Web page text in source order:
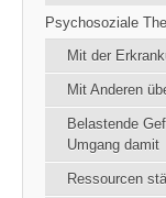
Psychosoziale
Mit der
Mit Anderen
Belastende
Umgang damit
Ressourcen